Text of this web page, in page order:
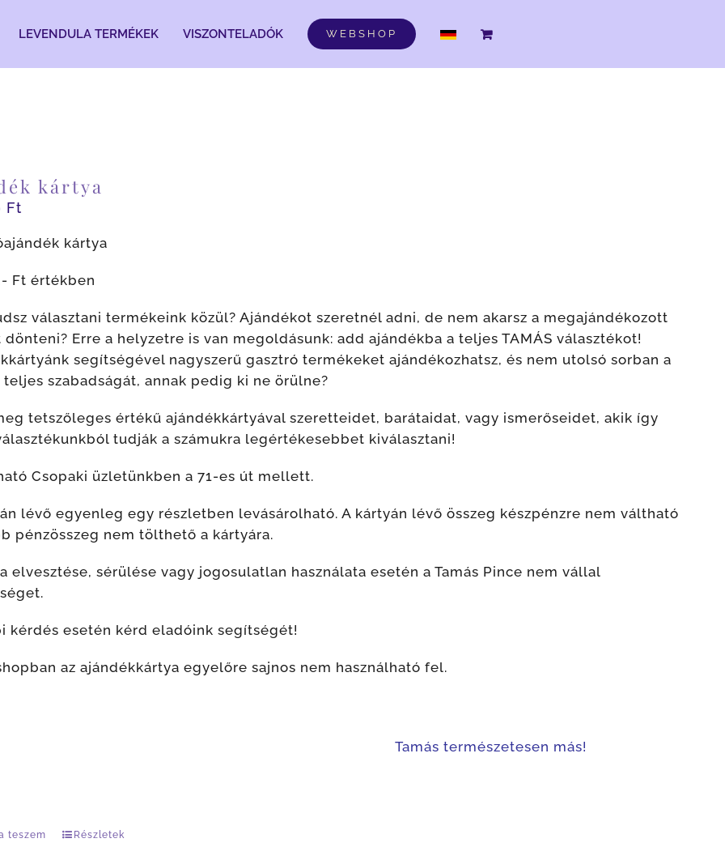
LEVENDULA TERMÉKEK VISZONTELADÓK WEBSHOP DE
kártya
Ft
kártya
Ft értékben
választani termékeink közül? Ajándékot szeretnél adni, de nem akarsz a megajándékozott
Erre a helyzetre is van megoldásunk: add ajándékba a teljes TAMÁS választékot!
segítségével nagyszerű gasztró termékeket ajándékozhatsz, és nem utolsó sorban a
szabadságát, annak pedig ki ne örülne?
tetszőleges értékű ajándékkártyával szeretteidet, barátaidat, vagy ismerőseidet, akik így
tudják a számukra legértékesebbet kiválasztani!
Csopaki üzletünkben a 71-es út mellett.
lévő egyenleg egy részletben levásárolható. A kártyán lévő összeg készpénzre nem váltható
pénzösszeg nem tölthető a kártyára.
elvesztése, sérülése vagy jogosulatlan használata esetén a Tamás Pince nem vállal
kérdés esetén kérd eladóink segítségét!
az ajándékkártya egyelőre sajnos nem használható fel.
természetesen más!
teszem Részletek